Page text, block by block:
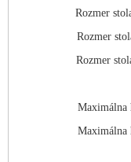
Rozmer
Rozmer
Rozmer
Maximálna
Maximálna